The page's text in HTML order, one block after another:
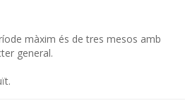
màxim és de tres mesos amb
general.